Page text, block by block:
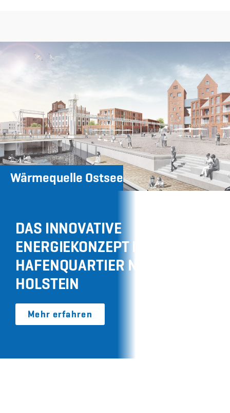
DAS INNOVATIVE
ENERGIEKONZEPT IM NEUEN
HAFENQUARTIER NEUSTADT IN
HOLSTEIN
Mehr erfahren
Wärmequelle Ostsee